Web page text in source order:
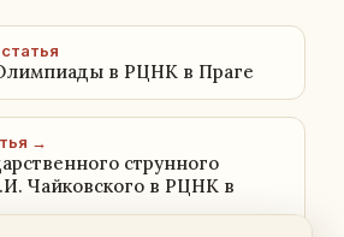
в РЦНК в Праге
→
струнного
Чайковского в РЦНК в